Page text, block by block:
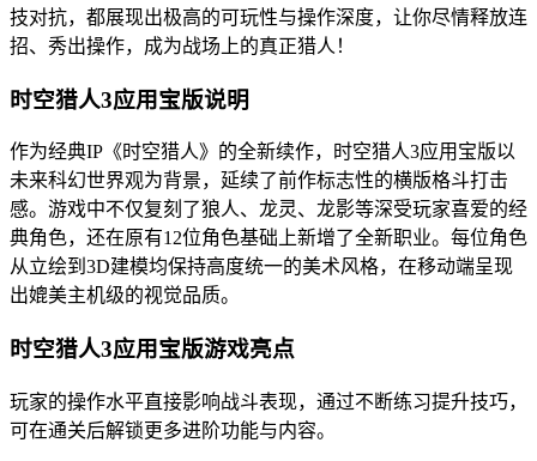
技对抗，都展现出极高的可玩性与操作深度，让你尽情释放连
招、秀出操作，成为战场上的真正猎人！
时空猎人3应用宝版说明
作为经典IP《时空猎人》的全新续作，时空猎人3应用宝版以
未来科幻世界观为背景，延续了前作标志性的横版格斗打击
感。游戏中不仅复刻了狼人、龙灵、龙影等深受玩家喜爱的经
典角色，还在原有12位角色基础上新增了全新职业。每位角色
从立绘到3D建模均保持高度统一的美术风格，在移动端呈现
出媲美主机级的视觉品质。
时空猎人3应用宝版游戏亮点
玩家的操作水平直接影响战斗表现，通过不断练习提升技巧，
可在通关后解锁更多进阶功能与内容。